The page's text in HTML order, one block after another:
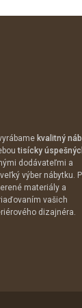
kvalitný
tisícky
dodávateľmi a
výber nábytku.
materiály a
vašich
dizajnéra.